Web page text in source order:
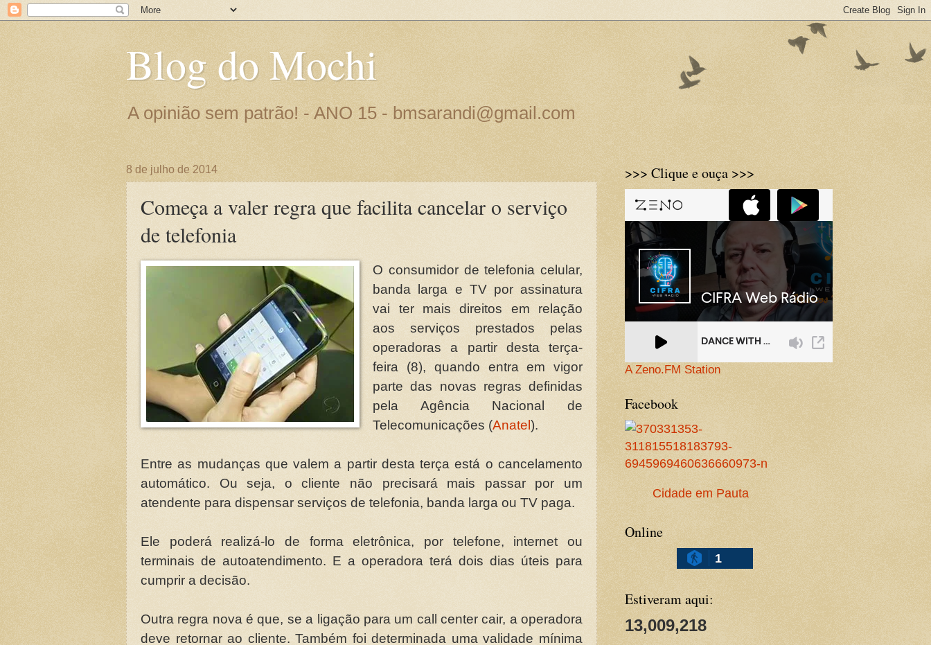
Blog do Mochi
A opinião sem patrão! - ANO 15 - bmsarandi@gmail.com
8 de julho de 2014
Começa a valer regra que facilita cancelar o serviço
de telefonia
O consumidor de telefonia celular,
banda larga e TV por assinatura
vai ter mais direitos em relação
aos serviços prestados pelas
operadoras a partir desta terça-
feira (8), quando entra em vigor
parte das novas regras definidas
pela Agência Nacional de
Telecomunicações (Anatel).
Entre as mudanças que valem a partir desta terça está o cancelamento
automático. Ou seja, o cliente não precisará mais passar por um
atendente para dispensar serviços de telefonia, banda larga ou TV paga.
Ele poderá realizá-lo de forma eletrônica, por telefone, internet ou
terminais de autoatendimento. E a operadora terá dois dias úteis para
cumprir a decisão.
Outra regra nova é que, se a ligação para um call center cair, a operadora
deve retornar ao cliente. Também foi determinada uma validade mínima
>>> Clique e ouça >>>
A Zeno.FM Station
Facebook
Cidade em Pauta
Online
1
Estiveram aqui:
13,009,218